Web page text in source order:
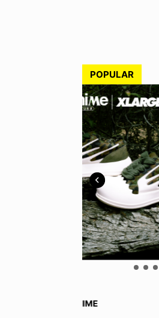
POPULAR
DINOSAUR JR.